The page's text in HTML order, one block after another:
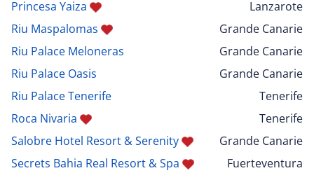
Princesa Yaiza
Lanzarote
Riu Maspalomas
Grande Canarie
Riu Palace Meloneras
Grande Canarie
Riu Palace Oasis
Grande Canarie
Riu Palace Tenerife
Tenerife
Roca Nivaria
Tenerife
Salobre Hotel Resort & Serenity
Grande Canarie
Secrets Bahia Real Resort & Spa
Fuerteventura